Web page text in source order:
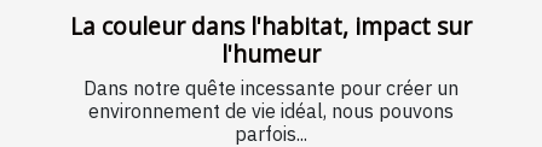
La couleur dans l'habitat, impact sur
l'humeur
Dans notre quête incessante pour créer un
environnement de vie idéal, nous pouvons
parfois...